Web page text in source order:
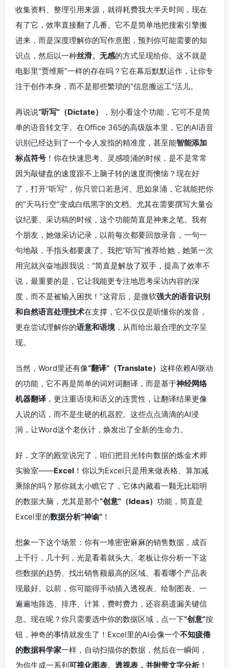
收集资料、整理引用来源，就得耗费我大半天时间，现在
有了它，效率直接翻了几番。它不是简单地把搜索引擎搬
进来，而是深度理解你的写作意图，预判你可能需要的知
识点，然后以一种丝滑、无感的方式呈现给你。这不就是
电影里“贾维斯”一样的存在吗？它在幕后默默运作，让你专
注于创作本身，而不是那些繁琐的“信息搬运工”活儿。
再说说“听写”（Dictate）
，别小看这个功能，它可不是简
单的语音转文字。在Office 365的高级版本里，它的AI语音
识别已经达到了一个令人发指的精准度，甚至能智能添加
标点符号 ！你在快速思考、灵感喷涌的时候，是不是常常
因为敲键盘的速度跟不上脑子转的速度而懊恼？现在好
了，打开“听写”，你只管口若悬河、思如泉涌，它就能把你
的“天马行空”变成白纸黑字的文档。尤其在需要撰写大量会
议纪要、采访稿的时候，这个功能简直是神来之笔。我有
个朋友，她做采访记录，以前每次都要回放录音，一句一
句地敲，手指头都要废了。我把“听写”推荐给她，她第一次
用完就兴奋地跟我说：“简直是解放了双手，提高了效率不
说，最重要的是，它让我能更专注地思考采访内容的深
度，而不是被输入困扰！”这背后，是微软强大的语音识别
和自然语言处理技术在支撑，它不仅仅是听懂你的发音，
更在尝试理解你的语意和语境，从而给出最合理的文字呈
现。
当然，Word里还有像“翻译”（Translate） 这样依赖AI驱动
的功能，它不再是简单的词对词翻译，而是基于神经网络
机器翻译 ，更注重语境和语义的连贯性，让翻译结果更像
人说的话，而不是生硬的机器腔。这些点点滴滴的AI浸
润，让Word这个老伙计，焕发出了全新的生命力。
好，文字的殿堂说完了，咱们把目光转向数据的炼金术师
实验室——Excel ！你以为Excel只是用来做表格、算加减
乘除的吗？那你就太小瞧它了，它体内藏着一颗无比聪明
的数据大脑，尤其是那个“创意”（Ideas） 功能，简直是
Excel里的数据分析“神谕” ！
想象一下这个场景：你有一堆密密麻麻的销售数据，成百
上千行，几十列，光是看着就头大。老板让你分析一下这
些数据的趋势、找出销售额最高的区域、看看哪个产品表
现最好。以前，你可能得手动插入透视表、绘制图表、一
遍遍地筛选、排序、计算，费时费力，还容易遗漏关键信
息。现在呢？你只需要选中你的数据区域，点一下“创意”按
钮，神奇的事情就发生了！Excel里的AI会像一个不知疲倦
的数据科学家一样，自动扫描你的数据，然后在一瞬间，
为你生成一系列可视化图表、透视表，并附带文字分析！